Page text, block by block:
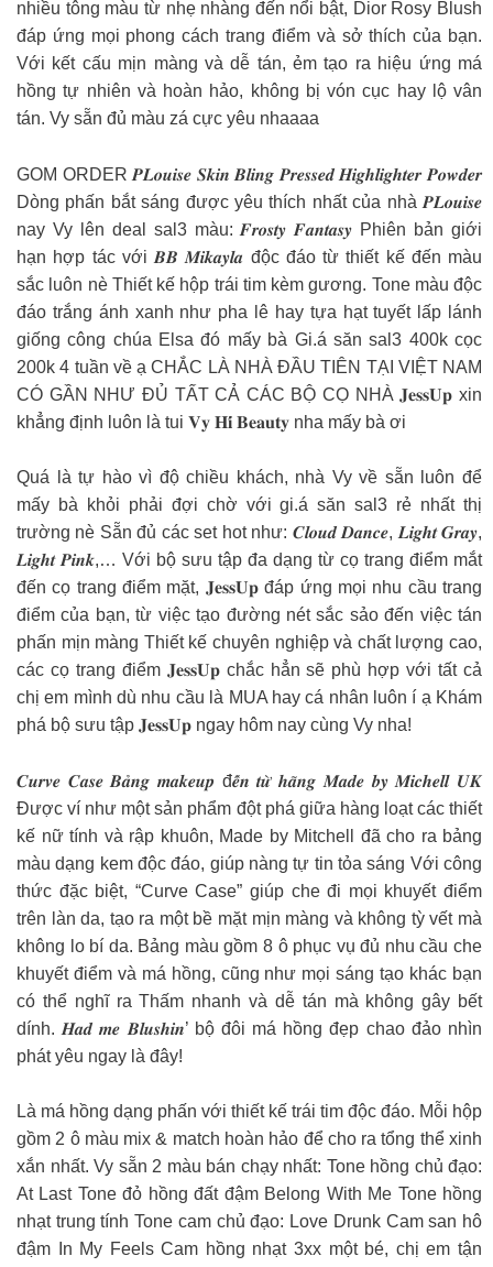
nhiều tông màu từ nhẹ nhàng đến nổi bật, Dior Rosy Blush
đáp ứng mọi phong cách trang điểm và sở thích của bạn.
Với kết cấu mịn màng và dễ tán, ẻm tạo ra hiệu ứng má
hồng tự nhiên và hoàn hảo, không bị vón cục hay lộ vân
tán. Vy sẵn đủ màu zá cực yêu nhaaaa
GOM ORDER 𝑷𝑳𝒐𝒖𝒊𝒔𝒆 𝑺𝒌𝒊𝒏 𝑩𝒍𝒊𝒏𝒈 𝑷𝒓𝒆𝒔𝒔𝒆𝒅 𝑯𝒊𝒈𝒉𝒍𝒊𝒈𝒉𝒕𝒆𝒓 𝑷𝒐𝒘𝒅𝒆𝒓
Dòng phấn bắt sáng được yêu thích nhất của nhà 𝑷𝑳𝒐𝒖𝒊𝒔𝒆
nay Vy lên deal sal3 màu: 𝑭𝒓𝒐𝒔𝒕𝒚 𝑭𝒂𝒏𝒕𝒂𝒔𝒚 Phiên bản giới
hạn hợp tác với 𝑩𝑩 𝑴𝒊𝒌𝒂𝒚𝒍𝒂 độc đáo từ thiết kế đến màu
sắc luôn nè Thiết kế hộp trái tim kèm gương. Tone màu độc
đáo trắng ánh xanh như pha lê hay tựa hạt tuyết lấp lánh
giống công chúa Elsa đó mấy bà Gi.á săn sal3 400k cọc
200k 4 tuần về ạ CHẮC LÀ NHÀ ĐẦU TIÊN TẠI VIỆT NAM
CÓ GẦN NHƯ ĐỦ TẤT CẢ CÁC BỘ CỌ NHÀ 𝐉𝐞𝐬𝐬𝐔𝐩 xin
khẳng định luôn là tui 𝐕𝐲 𝐇𝐢́ 𝐁𝐞𝐚𝐮𝐭𝐲 nha mấy bà ơi
Quá là tự hào vì độ chiều khách, nhà Vy về sẵn luôn để
mấy bà khỏi phải đợi chờ với gi.á săn sal3 rẻ nhất thị
trường nè Sẵn đủ các set hot như: 𝑪𝒍𝒐𝒖𝒅 𝑫𝒂𝒏𝒄𝒆, 𝑳𝒊𝒈𝒉𝒕 𝑮𝒓𝒂𝒚,
𝑳𝒊𝒈𝒉𝒕 𝑷𝒊𝒏𝒌,… Với bộ sưu tập đa dạng từ cọ trang điểm mắt
đến cọ trang điểm mặt, 𝐉𝐞𝐬𝐬𝐔𝐩 đáp ứng mọi nhu cầu trang
điểm của bạn, từ việc tạo đường nét sắc sảo đến việc tán
phấn mịn màng Thiết kế chuyên nghiệp và chất lượng cao,
các cọ trang điểm 𝐉𝐞𝐬𝐬𝐔𝐩 chắc hẳn sẽ phù hợp với tất cả
chị em mình dù nhu cầu là MUA hay cá nhân luôn í ạ Khám
phá bộ sưu tập 𝐉𝐞𝐬𝐬𝐔𝐩 ngay hôm nay cùng Vy nha!
𝑪𝒖𝒓𝒗𝒆 𝑪𝒂𝒔𝒆 𝑩𝒂̉𝒏𝒈 𝒎𝒂𝒌𝒆𝒖𝒑 đ𝒆̂́𝒏 𝒕𝒖̛̀ 𝒉𝒂̃𝒏𝒈 𝑴𝒂𝒅𝒆 𝒃𝒚 𝑴𝒊𝒄𝒉𝒆𝒍𝒍 𝑼𝑲
Được ví như một sản phẩm đột phá giữa hàng loạt các thiết
kế nữ tính và rập khuôn, Made by Mitchell đã cho ra bảng
màu dạng kem độc đáo, giúp nàng tự tin tỏa sáng Với công
thức đặc biệt, “Curve Case” giúp che đi mọi khuyết điểm
trên làn da, tạo ra một bề mặt mịn màng và không tỳ vết mà
không lo bí da. Bảng màu gồm 8 ô phục vụ đủ nhu cầu che
khuyết điểm và má hồng, cũng như mọi sáng tạo khác bạn
có thể nghĩ ra Thấm nhanh và dễ tán mà không gây bết
dính. 𝑯𝒂𝒅 𝒎𝒆 𝑩𝒍𝒖𝒔𝒉𝒊𝒏’ bộ đôi má hồng đẹp chao đảo nhìn
phát yêu ngay là đây!
Là má hồng dạng phấn với thiết kế trái tim độc đáo. Mỗi hộp
gồm 2 ô màu mix & match hoàn hảo để cho ra tổng thể xinh
xắn nhất. Vy sẵn 2 màu bán chạy nhất: Tone hồng chủ đạo:
At Last Tone đỏ hồng đất đậm Belong With Me Tone hồng
nhạt trung tính Tone cam chủ đạo: Love Drunk Cam san hô
đậm In My Feels Cam hồng nhạt 3xx một bé, chị em tận